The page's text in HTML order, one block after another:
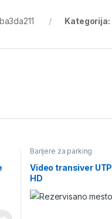
Kategorija:
Barijere za parking
Video transiver
HD